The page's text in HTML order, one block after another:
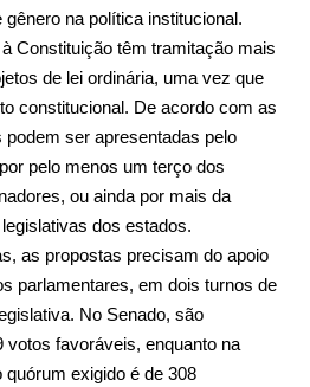
na política institucional.
Constituição têm tramitação mais
de lei ordinária, uma vez que
constitucional. De acordo com as
ser apresentadas pelo
pelo menos um terço dos
ou ainda por mais da
dos estados.
as propostas precisam do apoio
parlamentares, em dois turnos de
No Senado, são
votos favoráveis, enquanto na
exigido é de 308